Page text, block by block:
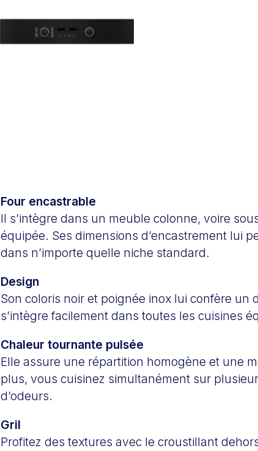
Four encastrable
Il s’intègre dans un meuble colonne, voire
équipée. Ses dimensions d’encastrement lui
dans n’importe quelle niche standard.
Design
Son coloris noir et poignée inox lui confère un
s’intègre facilement dans toutes les cuisines
Chaleur tournante pulsée
Elle assure une répartition homogène et une
plus, vous cuisinez simultanément sur
d’odeurs.
Gril
Profitez des textures avec le croustillant